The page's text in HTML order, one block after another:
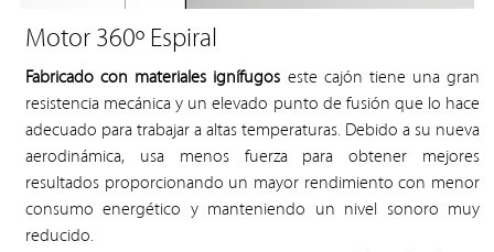
Motor 360º Espiral
Fabricado con materiales ignífugos este cajón tiene una gran
resistencia mecánica y un elevado punto de fusión que lo hace
adecuado para trabajar a altas temperaturas. Debido a su nueva
aerodinámica, usa menos fuerza para obtener mejores
resultados proporcionando un mayor rendimiento con menor
consumo energético y manteniendo un nivel sonoro muy
reducido.